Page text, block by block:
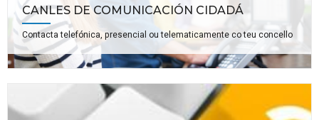
CANLES DE COMUNICACIÓN CIDADÁ
Contacta telefónica, presencial ou telematicamente co teu concello